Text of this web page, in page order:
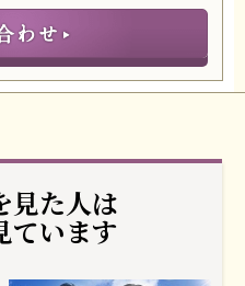
見た人は
ています